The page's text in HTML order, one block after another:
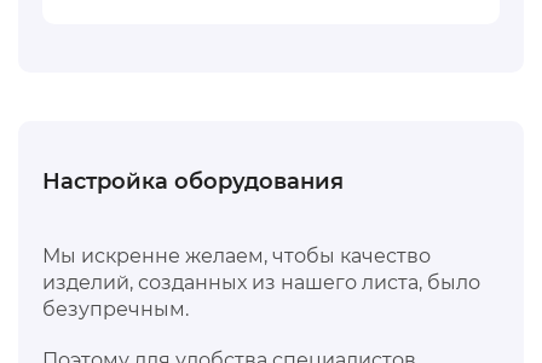
Настройка оборудования
Мы искренне желаем, чтобы качество
изделий, созданных из нашего листа, было
безупречным.